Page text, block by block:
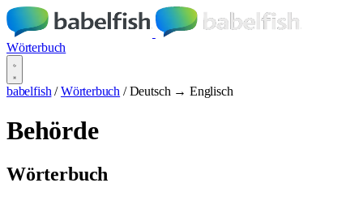
Wörterbuch
babelfish / Wörterbuch / Deutsch → Englisch
Behörde
Wörterbuch